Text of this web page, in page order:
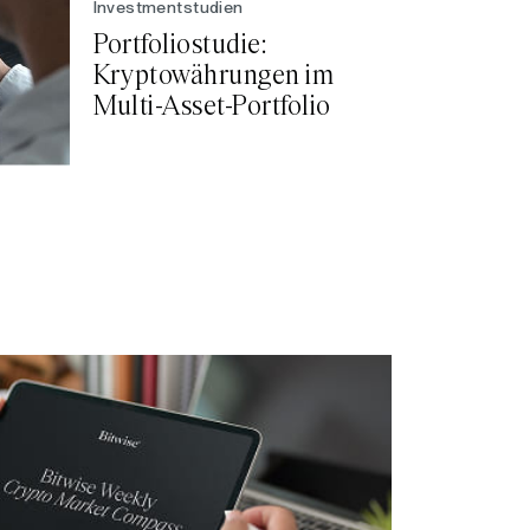
Investmentstudien
Portfoliostudie:
Kryptowährungen im
Multi-Asset-Portfolio